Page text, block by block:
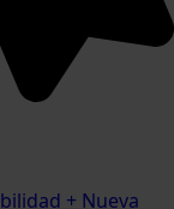
+ Nueva